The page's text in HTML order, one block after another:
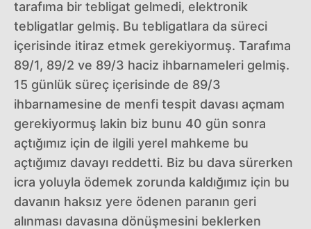
tarafıma bir tebligat gelmedi, elektronik
tebligatlar gelmiş. Bu tebligatlara da süreci
içerisinde itiraz etmek gerekiyormuş. Tarafıma
89/1, 89/2 ve 89/3 haciz ihbarnameleri gelmiş.
15 günlük süreç içerisinde de 89/3
ihbarnamesine de menfi tespit davası açmam
gerekiyormuş lakin biz bunu 40 gün sonra
açtığımız için de ilgili yerel mahkeme bu
açtığımız davayı reddetti. Biz bu dava sürerken
icra yoluyla ödemek zorunda kaldığımız için bu
davanın haksız yere ödenen paranın geri
alınması davasına dönüşmesini beklerken